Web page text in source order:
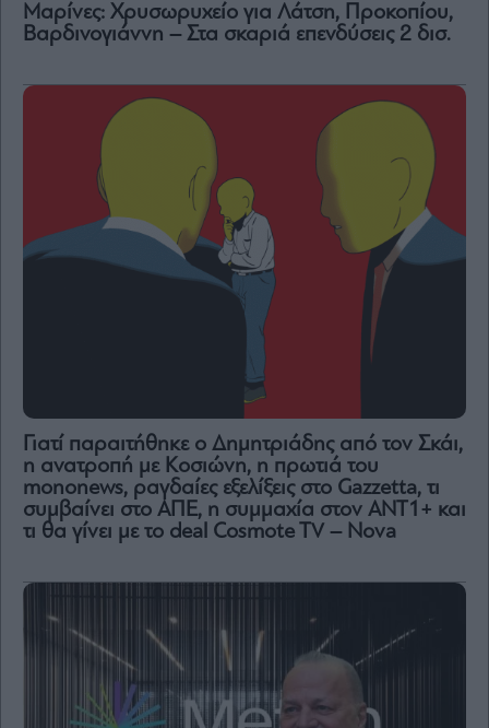
Μαρίνες: Χρυσωρυχείο για Λάτση, Προκοπίου,
Βαρδινογιάννη – Στα σκαριά επενδύσεις 2 δισ.
Γιατί παραιτήθηκε ο Δημητριάδης από τον Σκάι,
η ανατροπή με Κοσιώνη, η πρωτιά του
mononews, ραγδαίες εξελίξεις στο Gazzetta, τι
συμβαίνει στο ΑΠΕ, η συμμαχία στον ΑΝΤ1+ και
τι θα γίνει με το deal Cosmote TV – Nova